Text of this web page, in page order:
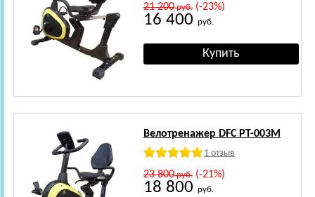
21 200руб.(-23%)
16 400 руб.
Велотренажер DFC PT-003M
1 отзыв
23 800руб.(-21%)
18 800 руб.